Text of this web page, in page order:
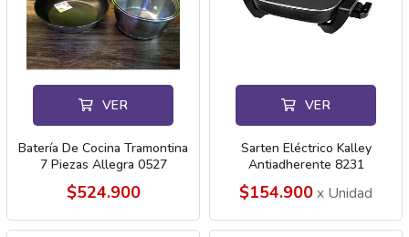
VER
Batería De Cocina Tramontina
7 Piezas Allegra 0527
$524.900
VER
Sarten Eléctrico Kalley
Antiadherente 8231
$154.900x Unidad